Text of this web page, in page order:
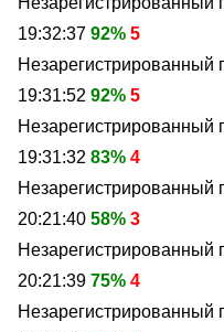
19:32:37 92% 5
Незарегистрированный
19:31:52 92% 5
Незарегистрированный
19:31:32 83% 4
Незарегистрированный
20:21:40 58% 3
Незарегистрированный
20:21:39 75% 4
Незарегистрированный